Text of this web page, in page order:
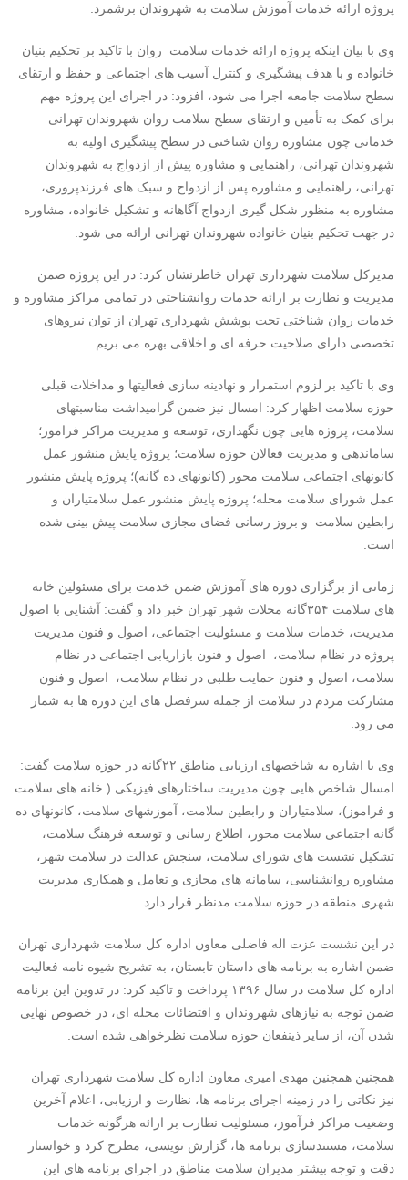
پروژه ارائه خدمات آموزش سلامت به شهروندان برشمرد.
وی با بیان اینکه پروژه ارائه خدمات سلامت روان با تاکید بر تحکیم بنیان
خانواده و با هدف پیشگیری و کنترل آسیب های اجتماعی و حفظ و ارتقای
سطح سلامت جامعه اجرا می شود، افزود: در اجرای این پروژه مهم
برای کمک به تأمین و ارتقای سطح سلامت روان شهروندان تهرانی
خدماتی چون مشاوره روان شناختی در سطح پیشگیری اولیه به
شهروندان تهرانی، راهنمایی و مشاوره پیش از ازدواج به شهروندان
تهرانی، راهنمایی و مشاوره پس از ازدواج و سبک های فرزندپروری،
مشاوره به منظور شکل گیری ازدواج آگاهانه و تشکیل خانواده، مشاوره
در جهت تحکیم بنیان خانواده شهروندان تهرانی ارائه می شود.
مدیرکل سلامت شهرداری تهران خاطرنشان کرد: در این پروژه ضمن
مدیریت و نظارت بر ارائه خدمات روانشناختی در تمامی مراکز مشاوره و
خدمات روان شناختی تحت پوشش شهرداری تهران از توان نیروهای
تخصصی دارای صلاحیت حرفه ای و اخلاقی بهره می بریم.
وی با تاکید بر لزوم استمرار و نهادینه سازی فعالیتها و مداخلات قبلی
حوزه سلامت اظهار کرد: امسال نیز ضمن گرامیداشت مناسبتهای
سلامت، پروژه هایی چون نگهداری، توسعه و مدیریت مراکز فراموز؛
ساماندهی و مدیریت فعالان حوزه سلامت؛ پروژه پایش منشور عمل
کانونهای اجتماعی سلامت محور (کانونهای ده گانه)؛ پروژه پایش منشور
عمل شورای سلامت محله؛ پروژه پایش منشور عمل سلامتیاران و
رابطین سلامت و بروز رسانی فضای مجازی سلامت پیش بینی شده
است.
زمانی از برگزاری دوره های آموزش ضمن خدمت برای مسئولین خانه
های سلامت ۳۵۴گانه محلات شهر تهران خبر داد و گفت: آشنایی با اصول
مدیریت، خدمات سلامت و مسئولیت اجتماعی، اصول و فنون مدیریت
پروژه در نظام سلامت، اصول و فنون بازاریابی اجتماعی در نظام
سلامت، اصول و فنون حمایت طلبی در نظام سلامت، اصول و فنون
مشارکت مردم در سلامت از جمله سرفصل های این دوره ها به شمار
می رود.
وی با اشاره به شاخصهای ارزیابی مناطق ۲۲گانه در حوزه سلامت گفت:
امسال شاخص هایی چون مدیریت ساختارهای فیزیکی ( خانه های سلامت
و فراموز)، سلامتیاران و رابطین سلامت، آموزشهای سلامت، کانونهای ده
گانه اجتماعی سلامت محور، اطلاع رسانی و توسعه فرهنگ سلامت،
تشکیل نشست های شورای سلامت، سنجش عدالت در سلامت شهر،
مشاوره روانشناسی، سامانه های مجازی و تعامل و همکاری مدیریت
شهری منطقه در حوزه سلامت مدنظر قرار دارد.
در این نشست عزت اله فاضلی معاون اداره کل سلامت شهرداری تهران
ضمن اشاره به برنامه های داستان تابستان، به تشریح شیوه نامه فعالیت
اداره کل سلامت در سال ۱۳۹۶ پرداخت و تاکید کرد: در تدوین این برنامه
ضمن توجه به نیازهای شهروندان و اقتضائات محله ای، در خصوص نهایی
شدن آن، از سایر ذینفعان حوزه سلامت نظرخواهی شده است.
همچنین همچنین مهدی امیری معاون اداره کل سلامت شهرداری تهران
نیز نکاتی را در زمینه اجرای برنامه ها، نظارت و ارزیابی، اعلام آخرین
وضعیت مراکز فرآموز، مسئولیت نظارت بر ارائه هرگونه خدمات
سلامت، مستندسازی برنامه ها، گزارش نویسی، مطرح کرد و خواستار
دقت و توجه بیشتر مدیران سلامت مناطق در اجرای برنامه های این